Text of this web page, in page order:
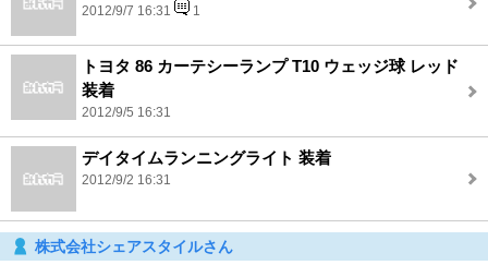
2012/9/7 16:31 1
トヨタ 86 カーテシーランプ T10 ウェッジ球 レッド
装着
2012/9/5 16:31
デイタイムランニングライト 装着
2012/9/2 16:31
株式会社シェアスタイルさん